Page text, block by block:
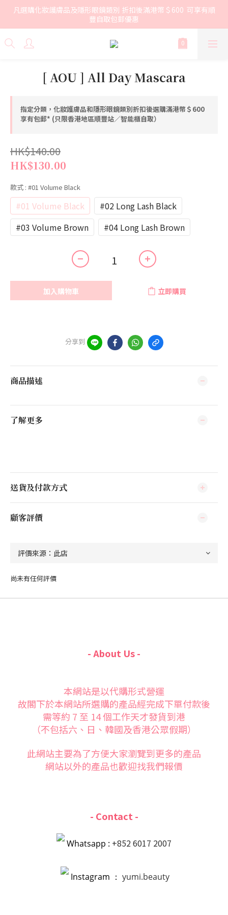
凡選購化妝護膚品及隱形眼鏡類別 折扣後滿港幣＄600  可享有順
豐自取包郵優惠
[ AOU ] All Day Mascara
指定分類，化妝護膚品和隱形眼鏡類別折扣後選購滿港幣＄600
享有包郵* (只限香港地區順豐站／智能櫃自取）
HK$140.00
HK$130.00
款式 : #01 Volume Black
#01 Volume Black
#02 Long Lash Black
#03 Volume Brown
#04 Long Lash Brown
加入購物車 立即購買
分享到
商品描述
了解更多
送貨及付款方式
顧客評價
尚未有任何評價
- About Us -
本網站是以代購形式營運
故閣下於本網站所選購的產品經完成下單付款後
需等約 7 至 14 個工作天才發貨到港
（不包括六、日、韓國及香港公眾假期）
此網站主要為了方便大家瀏覽到更多的產品
網站以外的產品也歡迎找我們報價
- Contact -
Whatsapp : +852 6017 2007
Instagram ： yumi.beauty